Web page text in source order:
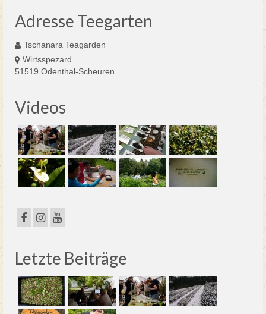
Adresse Teegarten
Tschanara Teagarden
Wirtsspezard
51519 Odenthal-Scheuren
Videos
Letzte Beiträge